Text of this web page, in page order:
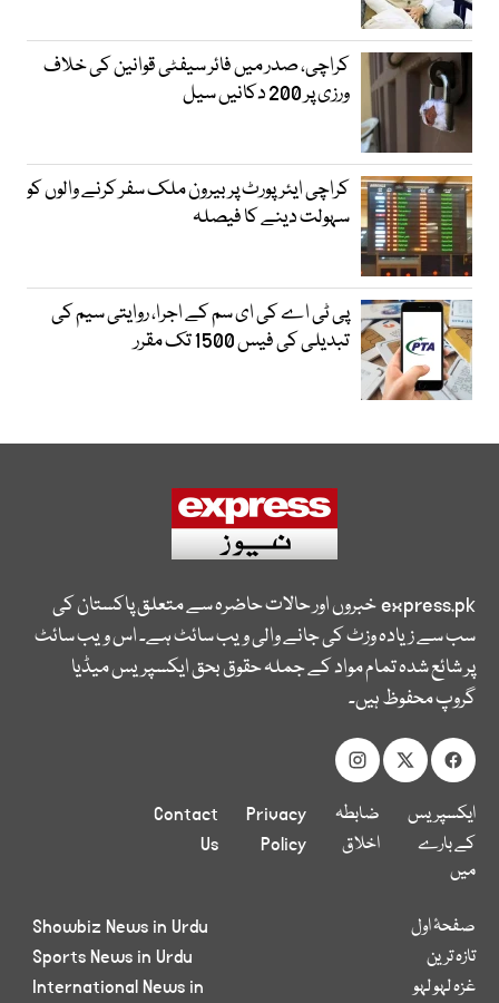
کراچی، صدر میں فائر سیفٹی قوانین کی خلاف
ورزی پر 200 دکانیں سیل
کراچی ایئرپورٹ پر بیرون ملک سفر کرنے والوں کو
سہولت دینے کا فیصلہ
پی ٹی اے کی ای سم کے اجرا، روایتی سیم کی
تبدیلی کی فیس 1500 تک مقرر
express.pkخبروں اور حالات حاضرہ سے متعلق پاکستان کی
سب سے زیادہ وزٹ کی جانے والی ویب سائٹ ہے۔ اس ویب سائٹ
پر شائع شدہ تمام مواد کے جملہ حقوق بحق ایکسپریس میڈیا
گروپ محفوظ ہیں۔
ایکسپریس
کے بارے
میں
ضابطہ
اخلاق
Privacy
Policy
Contact
Us
صفحۂ اول
تازہ ترین
غزہ لہو لہو
Showbiz News in Urdu
Sports News in Urdu
International News in